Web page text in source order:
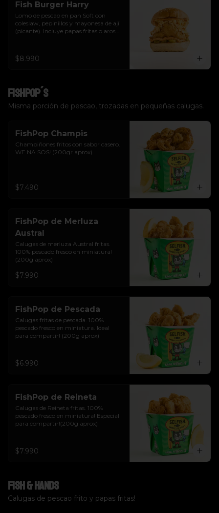
Fish Burger Harry
Lomo de pescao en pan Soft con
coleslaw, pepinillos y mayonesa de ají
(picante). Incluye papas fritas o aros de
$8.990
FishPop´s
Misma porción de pescao, trozadas en pequeñas calugas.
FishPop Champis
Champiñones fritos con sabor casero.
WE NA SOS! (200gr aprox)
$7.490
FishPop de Merluza
Austral
Calugas de merluza Austral fritas.
100% pescado fresco en miniatura!
(200g aprox)
$7.990
FishPop de Pescada
Calugas fritas de pescada. 100%
pescado fresco en miniatura. Ideal
para compartir! (200g aprox)
$6.990
FishPop de Reineta
Calugas de Reineta fritas. 100%
pescado fresco en miniatura! Especial
para compartir!(200g aprox)
$7.990
Fish & Hands
Calugas de pescao frito y papas fritas!